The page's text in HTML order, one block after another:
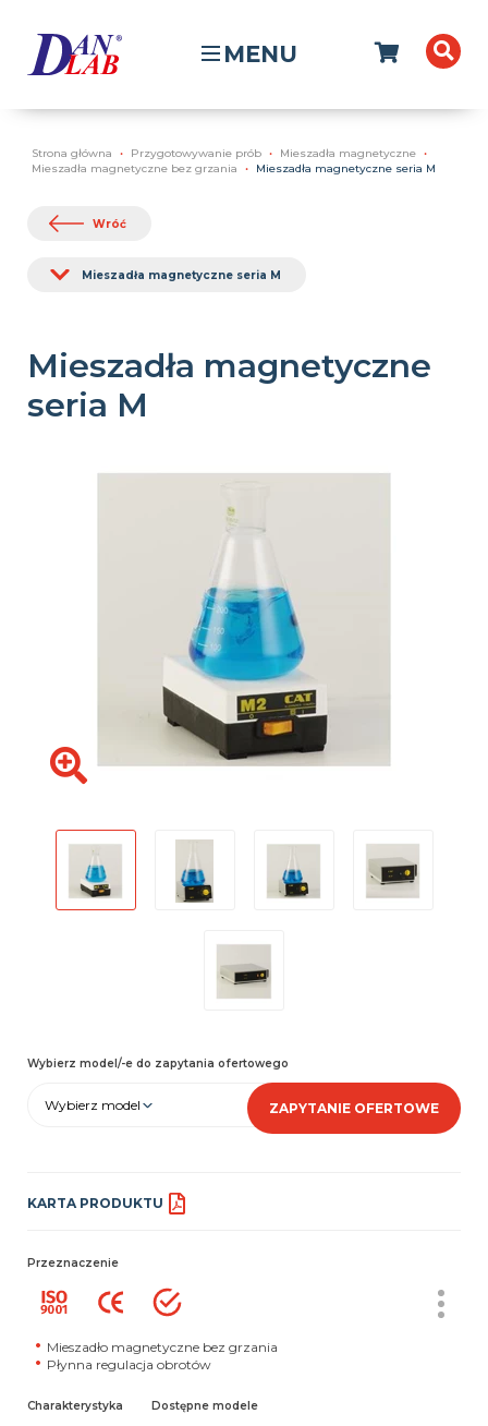
MENU
Strona główna Przygotowywanie prób
Mieszadła magnetyczne
Mieszadła magnetyczne bez grzania
Mieszadła magnetyczne seria M
Wróć
Mieszadła magnetyczne seria M
Mieszadła magnetyczne
seria M
Wybierz model/-e do zapytania ofertowego
Wybierz model ZAPYTANIE OFERTOWE
KARTA PRODUKTU
Przeznaczenie
Mieszadło magnetyczne bez grzania
Płynna regulacja obrotów
Charakterystyka Dostępne modele